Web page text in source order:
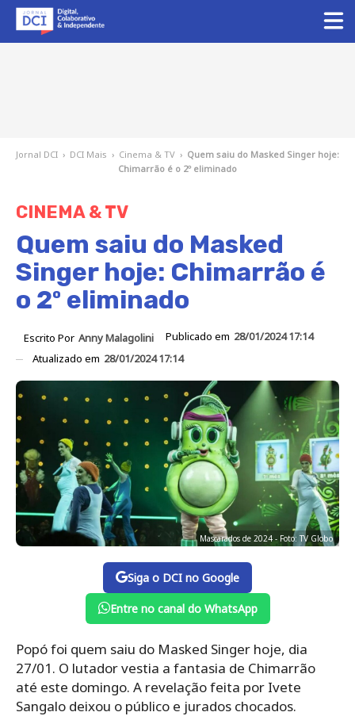
Jornal DCI › DCI Mais › Cinema & TV › Quem saiu do Masked Singer hoje:
Chimarrão é o 2º eliminado
CINEMA & TV
Quem saiu do Masked
Singer hoje: Chimarrão é
o 2º eliminado
Escrito Por Anny Malagolini Publicado em 28/01/2024 17:14
Atualizado em 28/01/2024 17:14
Mascarados de 2024 - Foto: TV Globo
Siga o DCI no Google
Entre no canal do WhatsApp
Popó foi quem saiu do Masked Singer hoje, dia
27/01. O lutador vestia a fantasia de Chimarrão
até este domingo. A revelação feita por Ivete
Sangalo deixou o público e jurados chocados.